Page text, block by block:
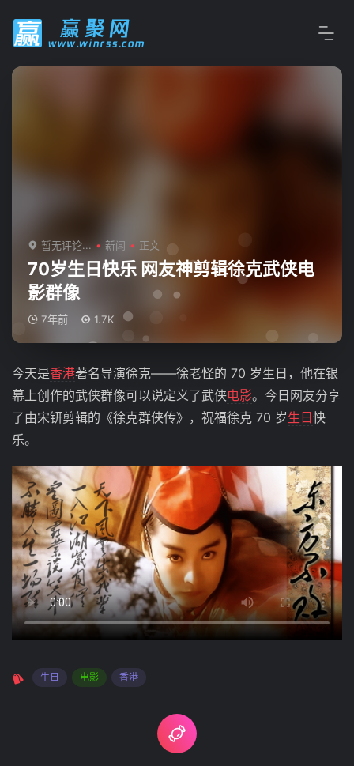
暂无评论... 新闻 正文
70岁生日快乐 网友神剪辑徐克武侠电
影群像
7年前 1.7K
今天是香港著名导演徐克——徐老怪的 70 岁生日，他在银
幕上创作的武侠群像可以说定义了武侠电影。今日网友分享
了由宋钘剪辑的《徐克群侠传》，祝福徐克 70 岁生日 快
乐。
生日 电影 香港